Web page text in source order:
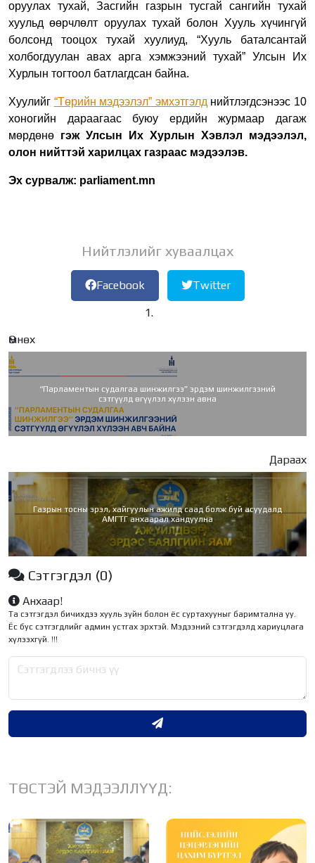
оруулах тухай, Засгийн газрын тусгай сангийн тухай
хуульд өөрчлөлт оруулах тухай болон Хууль хүчингүй
болсонд тооцох тухай хуулиуд, “Хууль баталсантай
холбогдуулан авах арга хэмжээний тухай” Улсын Их
Хурлын тогтоол батлагдсан байна.
Хуулийг “Төрийн мэдээлэл” эмхэтгэлд нийтлэгдсэнээс 10
хоногийн дараагаас буюу ердийн журмаар дагаж
мөрдөнө гэж Улсын Их Хурлын Хэвлэл мэдээлэл,
олон нийттэй харилцах газраас мэдээлэв.
Эх сурвалж: parliament.mn
Нийтлэлийг хуваалцах
Facebook Twitter
Өмнөх
“Парламентын судалгаа шинжилгээ” эрдэм шинжилгээний
сэтгүүлд өгүүлэл хүлээн авна
Дараах
Газрын тосны эрэл, хайгуулын ажилд саад болж буй асуудалд
АМГТГ анхаарал хандуулна
Сэтгэгдэл (0)
Анхаар!
Та сэтгэгдэл бичихдээ хууль зүйн болон ёс суртахууныг баримтална уу.
Ёс бус сэтгэгдлийг админ устгах эрхтэй. Мэдээний сэтгэгдэлд хариуцлага
хүлээхгүй. !!!
ТӨСТЭЙ МЭДЭЭЛЛҮҮД: